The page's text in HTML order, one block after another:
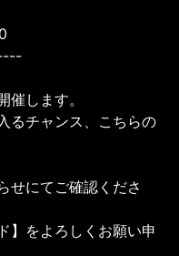
催します。
るチャンス、こちらの
せにてご確認くださ
】をよろしくお願い申